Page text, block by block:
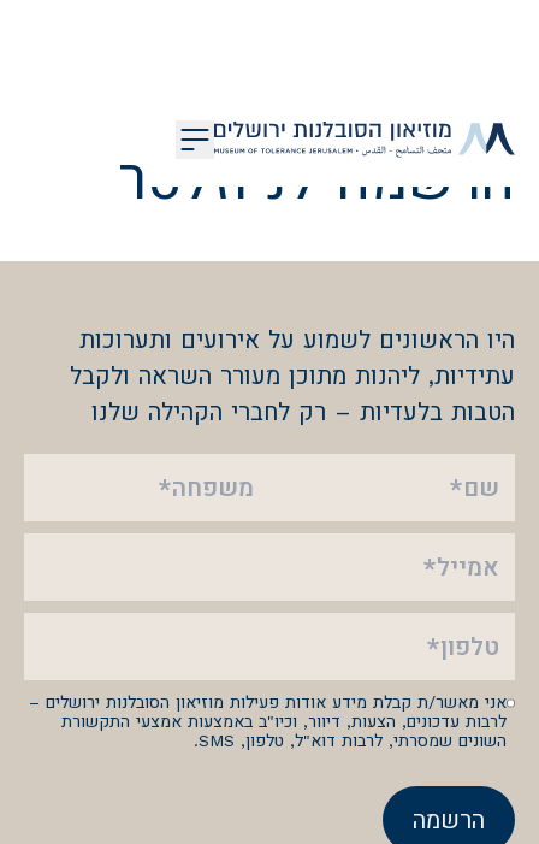
הרשמה לניוזלטר
היו הראשונים לשמוע על אירועים ותערוכות
עתידיות, ליהנות מתוכן מעורר השראה ולקבל
הטבות בלעדיות – רק לחברי הקהילה שלנו
אמייל*
טלפון*
אני מאשר/ת קבלת מידע אודות פעילות מוזיאון הסובלנות ירושלים –
לרבות עדכונים, הצעות, דיוור, וכיו"ב באמצעות אמצעי התקשורת
השונים שמסרתי, לרבות דוא"ל, טלפון, SMS.
הרשמה